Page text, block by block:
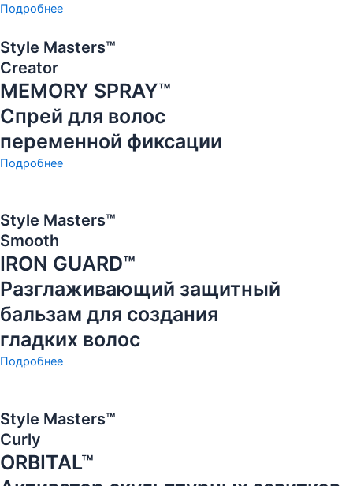
Подробнее
Style Masters™
Creator
MEMORY SPRAY™
Спрей для волос
переменной фиксации
Подробнее
Style Masters™
Smooth
IRON GUARD™
Разглаживающий защитный
бальзам для создания
гладких волос
Подробнее
Style Masters™
Curly
ORBITAL™